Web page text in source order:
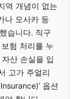
역 개념이 없는
나 오사카 등
습니다. 직구
험 처리를 누
산 손실을 입
고가 주얼리
옵션